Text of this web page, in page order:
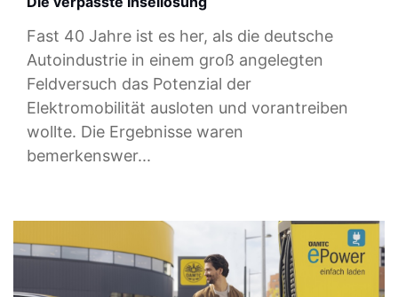
Fast 40 Jahre ist es her, als die deutsche
Autoindustrie in einem groß angelegten
Feldversuch das Potenzial der
Elektromobilität ausloten und vorantreiben
wollte. Die Ergebnisse waren
bemerkenswer...